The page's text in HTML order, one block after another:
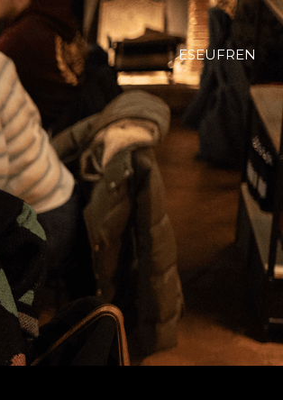
ESEUFREN